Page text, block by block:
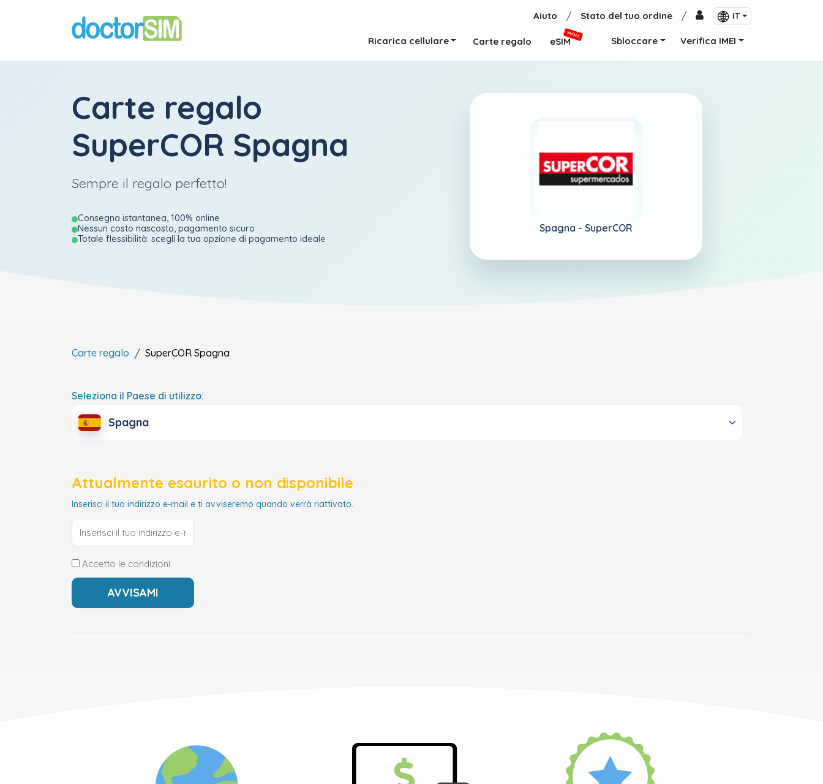
Aiuto / Stato del tuo ordine / IT
Ricarica cellulare Carte regalo eSIM
NUOVO
Sbloccare Verifica IMEI
Carte regalo
SuperCOR Spagna
Sempre il regalo perfetto!
Consegna istantanea, 100% online
Nessun costo nascosto, pagamento sicuro
Totale flessibilità: scegli la tua opzione di pagamento ideale
Spagna - SuperCOR
Carte regalo SuperCOR Spagna
Seleziona il Paese di utilizzo:
Spagna
Attualmente esaurito o non disponibile
Inserisci il tuo indirizzo e-mail e ti avviseremo quando verrà riattivato.
Accetto le condizioni